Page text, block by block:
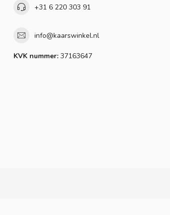
+31 6 220 303 91
info@kaarswinkel.nl
KVK nummer: 37163647